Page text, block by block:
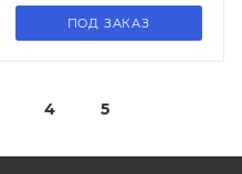
ПОД ЗАКАЗ
4 5